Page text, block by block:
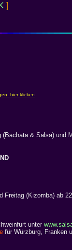
]
& Salsa) und
Freitag (Kizomba) ab
unter
für Würzburg, Franken